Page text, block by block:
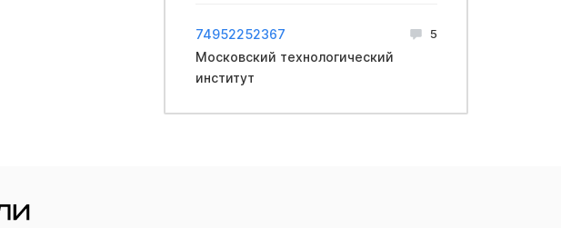
74952252367 5
Московский технологический
институт